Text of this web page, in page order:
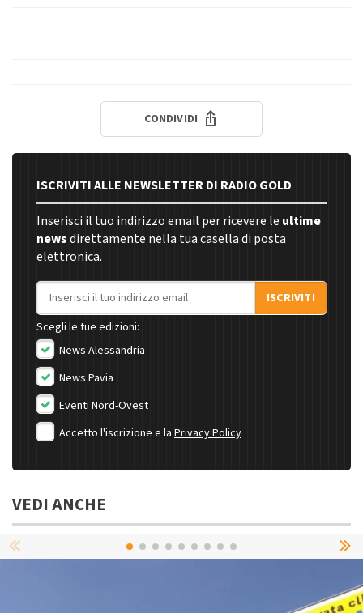
CONDIVIDI
ISCRIVITI ALLE NEWSLETTER DI RADIO GOLD
Inserisci il tuo indirizzo email per ricevere le ultime
newsdirettamente nella tua casella di posta
elettronica.
Indirizzo email
ISCRIVITI
Scegli le tue edizioni:
News Alessandria
News Pavia
Eventi Nord-Ovest
Accetto l'iscrizione e la Privacy Policy
VEDI ANCHE